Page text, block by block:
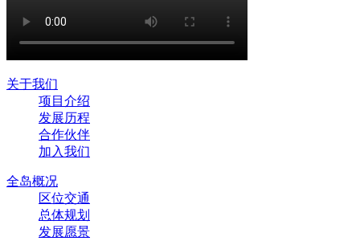
关于我们
项目介绍
发展历程
合作伙伴
加入我们
全岛概况
区位交通
总体规划
发展愿景